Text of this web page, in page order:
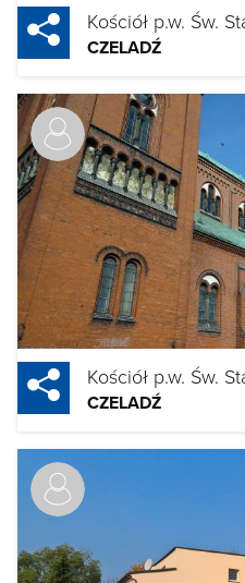
Kościół p.w. Św.
CZELADŹ
Kościół p.w. Św.
CZELADŹ